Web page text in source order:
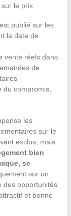
le prix.
publié sur les
la date de
vente réels dans
de
du compromis,
les
sur le
exclus, mais
bien
se
sur un
des opportunités
et bonne